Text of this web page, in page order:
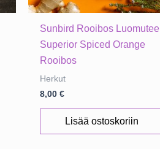
Sunbird Rooibos Luomutee
Superior Spiced Orange
Rooibos
Herkut
8,00€
Lisää ostoskoriin